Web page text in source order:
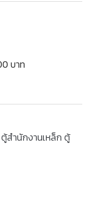
บาท
ตู้สำนักงานเหล็ก ตู้